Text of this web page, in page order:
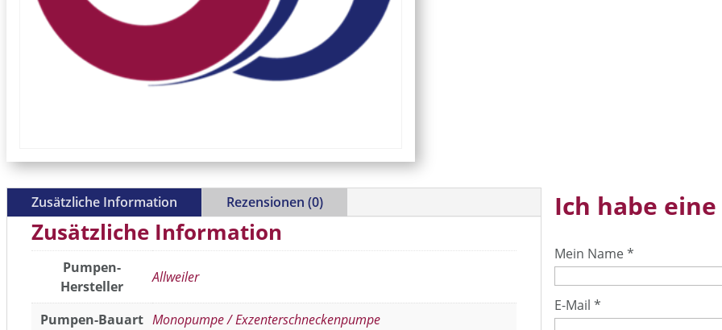
Zusätzliche Information Rezensionen (0)
Zusätzliche Information
Pumpen-
Hersteller
Allweiler
Pumpen-Bauart Monopumpe / Exzenterschneckenpumpe
Ich habe
Mein Name*
E-Mail *